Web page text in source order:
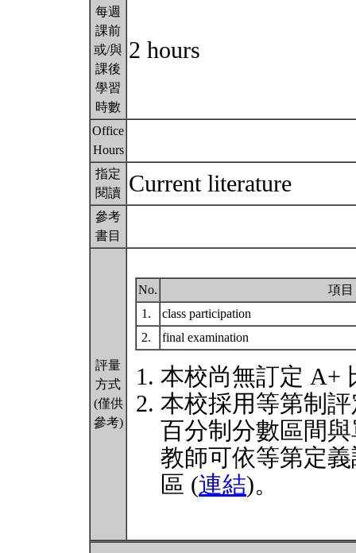
每週
課前
或/與
課後
學習
時數
2 hours
Office
Hours
指定
閱讀
Current literature
參考
書目
評量
方式
(僅供
參考)
No.
項目
1.
class participation
2.
final examination
本校尚無訂定 A+
本校採用等第制
百分制分數區間
教師可依等第定
區 (連結)。